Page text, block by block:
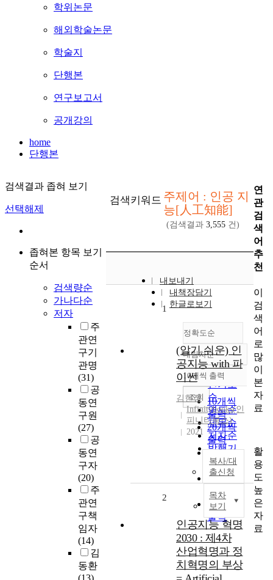
학위논문
해외학술논문
학술지
단행본
연구보고서
공개강의
home
단행본
검색결과 좁혀 보기
선택해제
좁혀본 항목 보기
순서
검색량순
가나다순
저자
주
관연
구기
관명
(31)
공
동연
구원
(27)
공
동연
구자
(20)
주
관연
구책
임자
(14)
김
동환
검색키워드 주제어 : 인공 지
능[人工知能]
(검색결과 3,555 건)
내보내기
내책장담기
한글로보기
정확도순
정확도
순
인기도
순
연도순
제목순
저자순
발행기
관순
내림차순
내림차순
10개씩 출력
10개씩
출력
20개씩
출력
30개씩
출력
50개씩
출력
100개씩
출력
조회
1
(알기 쉬운) 인
공지능 with 파
이썬
김현정
Infinitybooks(인
피니티북스)
2021
복사/대
출신청
목차
보기
2
인공지능 혁명
2030 : 제4차
산업혁명과 정
치혁명의 부상
연
관
검
색
어
추
천
이
검
색
어
로
많
이
본
자
료
활
용
도
높
은
자
료